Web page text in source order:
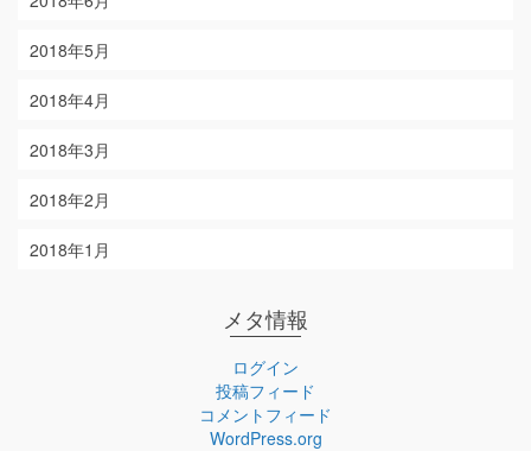
2018年5月
2018年4月
2018年3月
2018年2月
2018年1月
メタ情報
ログイン
投稿フィード
コメントフィード
WordPress.org